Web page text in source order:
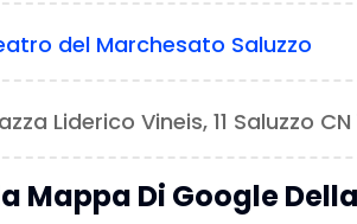
del Marchesato Saluzzo
Liderico Vineis, 11 Saluzzo
Mappa Di Google